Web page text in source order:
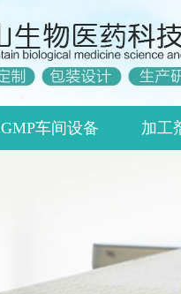
GMP车间设备 加工